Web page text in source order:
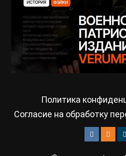
Политика
Согласие на обработку